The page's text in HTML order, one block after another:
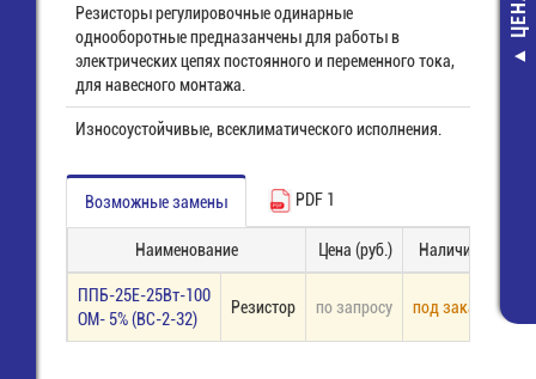
МБГО-1-
Резисторы регулировочные одинарные
однооборотные предназанчены для работы в
электрических цепях постоянного и переменного тока,
для навесного монтажа.
Износоустойчивые, всеклиматического исполнения.
Возможные замены PDF 1
Наименование Цена (руб.) Наличие
ППБ-25Е-25Вт-100
ОМ- 5% (ВС-2-32)
Резистор по запросу под заказ